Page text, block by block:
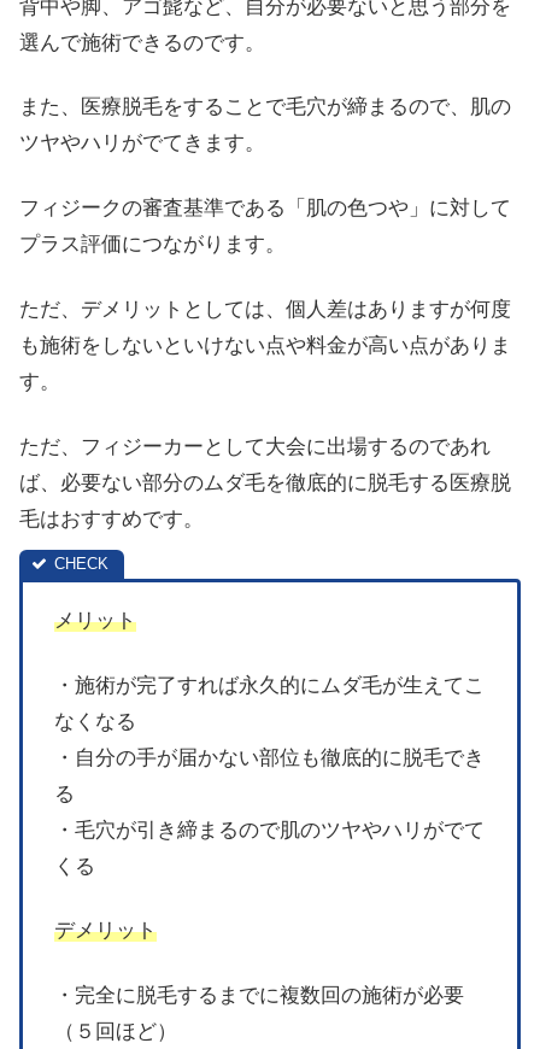
背中や脚、アゴ髭など、自分が必要ないと思う部分を
選んで施術できるのです。
また、医療脱毛をすることで毛穴が締まるので、肌の
ツヤやハリがでてきます。
フィジークの審査基準である「肌の色つや」に対して
プラス評価につながります。
ただ、デメリットとしては、個人差はありますが何度
も施術をしないといけない点や料金が高い点がありま
す。
ただ、フィジーカーとして大会に出場するのであれ
ば、必要ない部分のムダ毛を徹底的に脱毛する医療脱
毛はおすすめです。
メリット
・施術が完了すれば永久的にムダ毛が生えてこ
なくなる
・自分の手が届かない部位も徹底的に脱毛でき
る
・毛穴が引き締まるので肌のツヤやハリがでて
くる
デメリット
・完全に脱毛するまでに複数回の施術が必要
（５回ほど）